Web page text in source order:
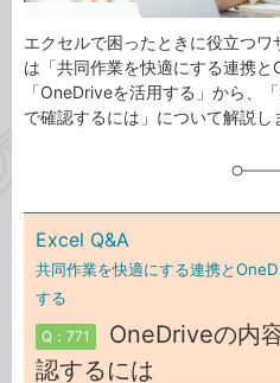
エクセルで困ったときに役立つ
は「共同作業を快適にする連携
「OneDriveを活用する」から、
で確認するには」について解説し
Excel Q&A
共同作業を快適にする連携と
する
Q：771
OneDriveの内
認するには